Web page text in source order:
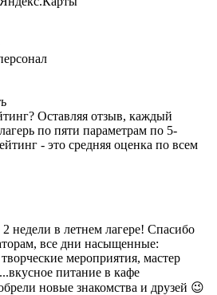
Оставляя отзыв, каждый
по пяти параметрам по 5-
- это средняя оценка по всем
недели в летнем лагере! Спасибо
, все дни насыщенные:
творческие мероприятия, мастер
вкусное питание в кафе
новые знакомства и друзей 😉